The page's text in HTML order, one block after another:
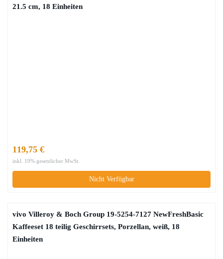
21.5 cm, 18 Einheiten
119,75 €
inkl. 19% gesetzlicher MwSt.
Nicht Verfügbar
vivo Villeroy & Boch Group 19-5254-7127 NewFreshBasic
Kaffeeset 18 teilig Geschirrsets, Porzellan, weiß, 18
Einheiten